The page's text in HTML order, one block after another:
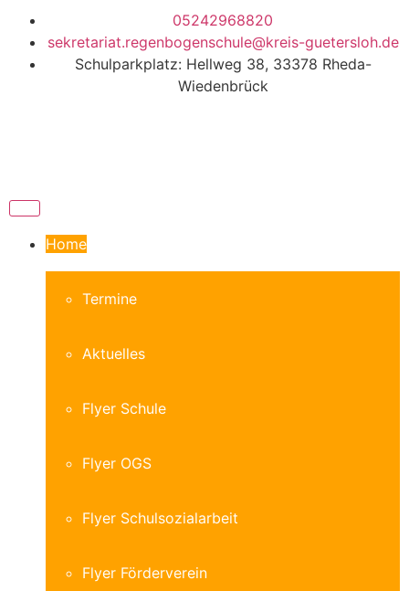
05242968820
sekretariat.regenbogenschule@kreis-guetersloh.de
Schulparkplatz: Hellweg 38, 33378 Rheda-
Wiedenbrück
Home
Termine
Aktuelles
Flyer Schule
Flyer OGS
Flyer Schulsozialarbeit
Flyer Förderverein